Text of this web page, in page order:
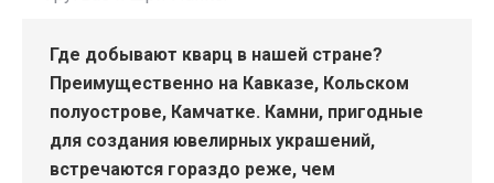
Где добывают кварц в нашей стране?
Преимущественно на Кавказе, Кольском
полуострове, Камчатке. Камни, пригодные
для создания ювелирных украшений,
встречаются гораздо реже, чем